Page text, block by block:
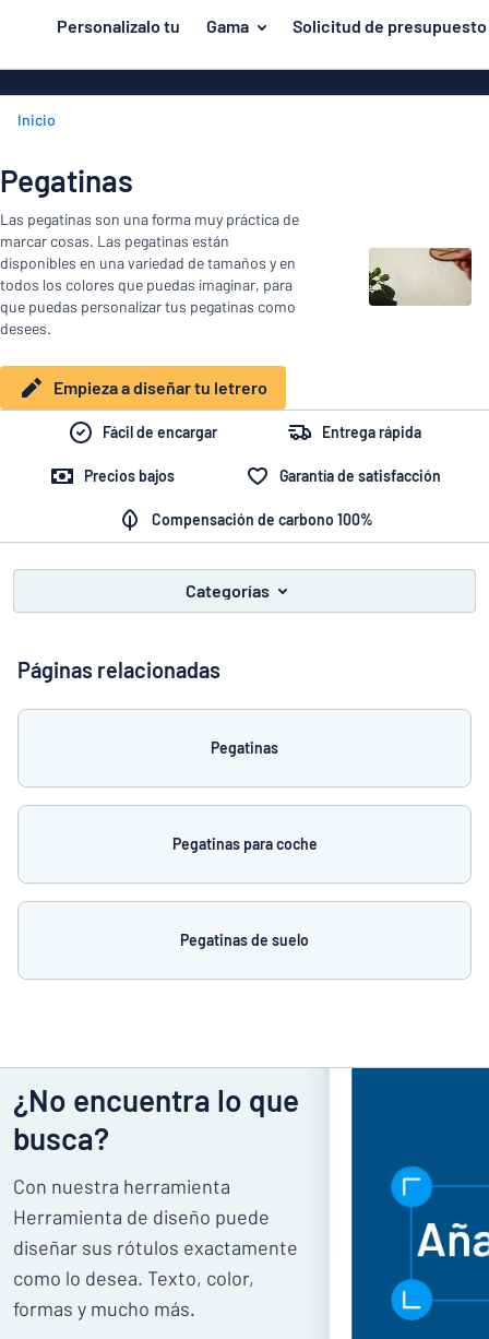
principal
Personalizalo tu Gama Solicitud de presupuesto
Puerta y buzón
Viviendas y hogares
Tráfico y vehículos
Identificadores
Pegatinas
Rótulos de
¿No encuentra lo que busca? Empieza a diseñar tu letrero
Los
populares
Material
Puerta
y
buzón
Viviendas
hogares
Tráfico
y
vehículos
Identificadores
Login
al
Cliente
Consumidor / Empresa
al
tu letrero
Inicio
Pegatinas
Las pegatinas son una forma muy práctica de
marcar cosas. Las pegatinas están
disponibles en una variedad de tamaños y en
todos los colores que puedas imaginar, para
que puedas personalizar tus pegatinas como
desees.
Empieza a diseñar tu letrero
Fácil de encargar Entrega rápida
Precios bajos Garantía de satisfacción
Compensación de carbono 100%
Categorías
Páginas relacionadas
Pegatinas
Pegatinas para coche
Pegatinas de suelo
¿No encuentra lo que
busca?
Con nuestra herramienta
Herramienta de diseño puede
diseñar sus rótulos exactamente
como lo desea. Texto, color,
formas y mucho más.